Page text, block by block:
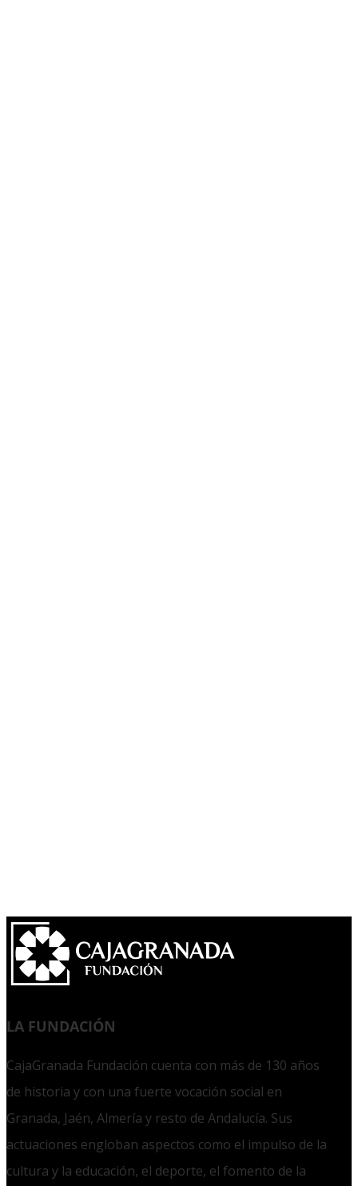
LA FUNDACIÓN
CajaGranada Fundación cuenta con más de 130 años
de historia y con una fuerte vocación social en
Granada, Jaén, Almería y resto de Andalucía. Sus
actuaciones engloban aspectos como el impulso de la
cultura y la educación, el deporte, el fomento de la